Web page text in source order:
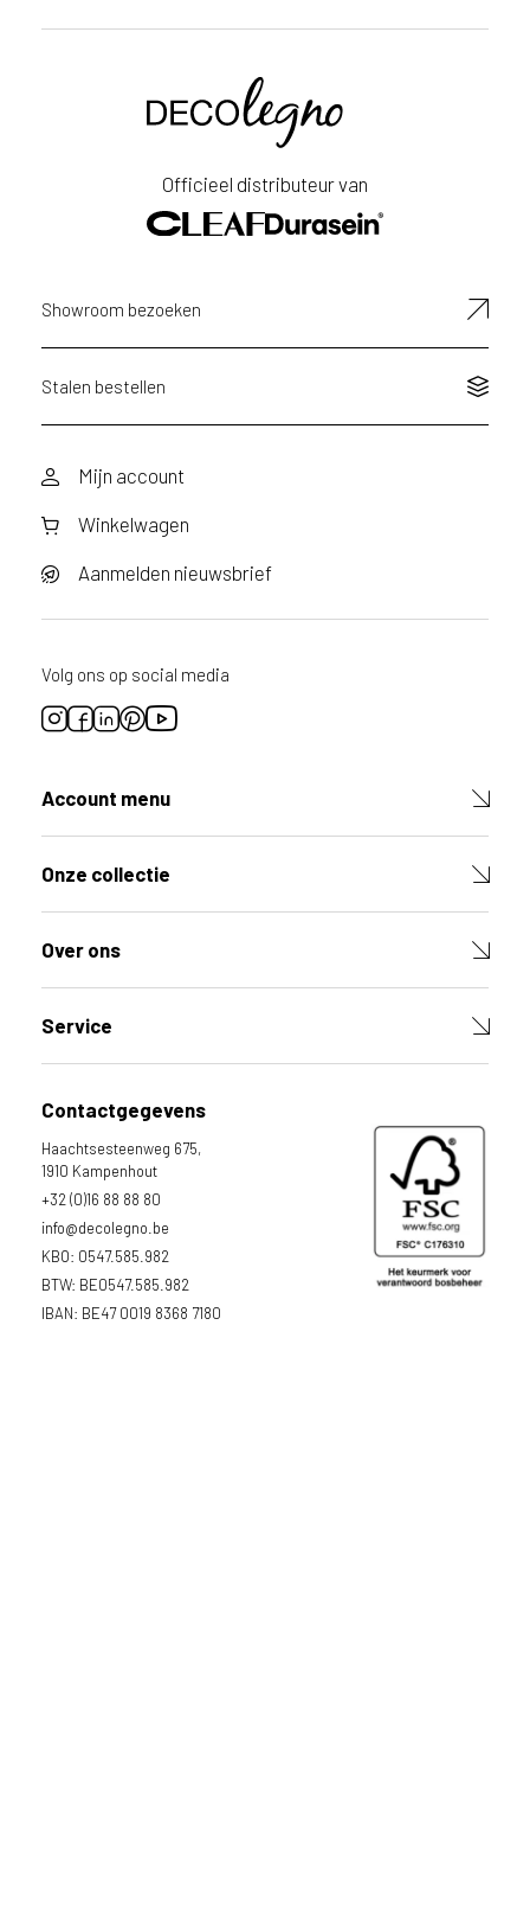
Officieel distributeur van
Showroom bezoeken
Stalen bestellen
Mijn account
Winkelwagen
Aanmelden nieuwsbrief
Volg ons op social media
Account menu
Onze collectie
Over ons
Service
Contactgegevens
Haachtsesteenweg 675,
1910 Kampenhout
+32 (0)16 88 88 80
info@decolegno.be
KBO: 0547.585.982
BTW: BE0547.585.982
IBAN: BE47 0019 8368 7180